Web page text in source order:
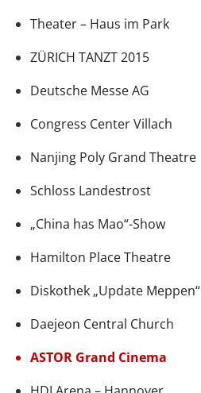
Theater – Haus im Park
ZÜRICH TANZT 2015
Deutsche Messe AG
Congress Center Villach
Nanjing Poly Grand Theatre
Schloss Landestrost
„China has Mao“-Show
Hamilton Place Theatre
Diskothek „Update Meppen“
Daejeon Central Church
ASTOR Grand Cinema